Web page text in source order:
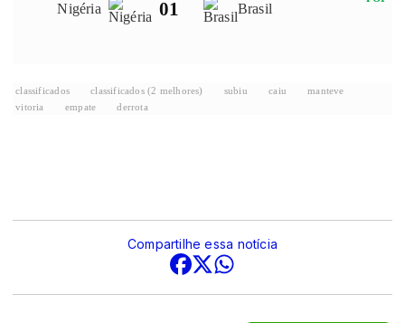
Nigéria 01 Brasil
classificados classificados (2 melhores) subiu caiu
manteve
vitoria
empate derrota
Compartilhe essa notícia